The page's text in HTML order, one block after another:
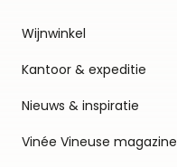
Wijnwinkel
Kantoor & expeditie
Nieuws & inspiratie
Vinée Vineuse magazine